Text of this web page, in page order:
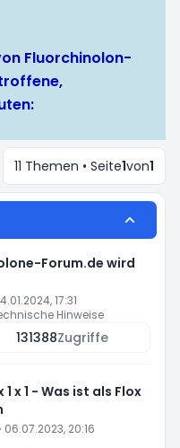
Fluorchinolon-
11 Themen • Seite1von1
Forum.de wird
17:31
Hinweise
131388Zugriffe
x 1 - Was ist als Flox
06.07.2023, 20:16